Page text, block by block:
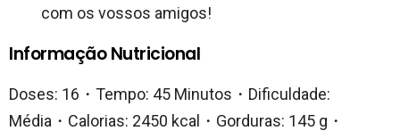
com os vossos amigos!
Informação Nutricional
Doses: 16・Tempo: 45 Minutos・Dificuldade:
Média・Calorias: 2450 kcal・Gorduras: 145 g・